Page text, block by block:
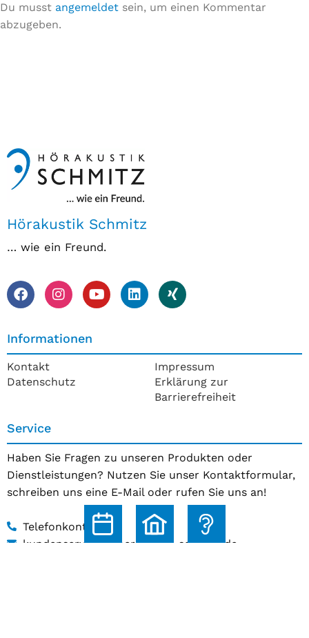
Du musst angemeldet sein, um einen Kommentar
abzugeben.
Hörakustik Schmitz
… wie ein Freund.
Informationen
Kontakt
Datenschutz
Impressum
Erklärung zur
Barrierefreiheit
Service
Haben Sie Fragen zu unseren Produkten oder
Dienstleistungen? Nutzen Sie unser Kontaktformular,
schreiben uns eine E-Mail oder rufen Sie uns an!
Telefonkontakt
kundenservice@hoerakustik-schmitz.de